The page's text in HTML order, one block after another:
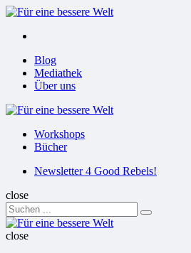
Menu
Menu
Blog
Mediathek
Über uns
Für
Workshops
Bücher
SuchenNewsletter 4 Good Rebels!
close
Search
for:
Suchen
Für
close